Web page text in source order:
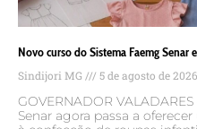
Novo curso do Sistema Faemg
Sindijori MG 5 de agosto de 2026
GOVERNADOR
Senar agora passa a